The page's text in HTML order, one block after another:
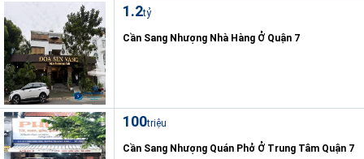
1.2tỷ
Cần Sang Nhượng Nhà Hàng Ở Quận 7
100triệu
Cần Sang Nhượng Quán Phở Ở Trung Tâm Quận 7